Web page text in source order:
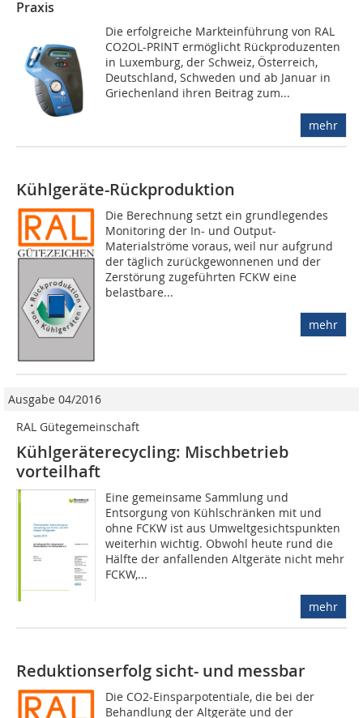
Praxis
Die erfolgreiche Markteinführung von RAL
CO2OL-PRINT ermöglicht Rückproduzenten
in Luxemburg, der Schweiz, Österreich,
Deutschland, Schweden und ab Januar in
Griechenland ihren Beitrag zum...
mehr
Kühlgeräte-Rückproduktion
Die Berechnung setzt ein grundlegendes
Monitoring der In- und Output-
Materialströme voraus, weil nur aufgrund
der täglich zurückgewonnenen und der
Zerstörung zugeführten FCKW eine
belastbare...
mehr
Ausgabe 04/2016
RAL Gütegemeinschaft
Kühlgeräterecycling: Mischbetrieb
vorteilhaft
Eine gemeinsame Sammlung und
Entsorgung von Kühlschränken mit und
ohne FCKW ist aus Umweltgesichtspunkten
weiterhin wichtig. Obwohl heute rund die
Hälfte der anfallenden Altgeräte nicht mehr
FCKW,...
mehr
Reduktionserfolg sicht- und messbar
Die CO2-Einsparpotentiale, die bei der
Behandlung der Altgeräte und der